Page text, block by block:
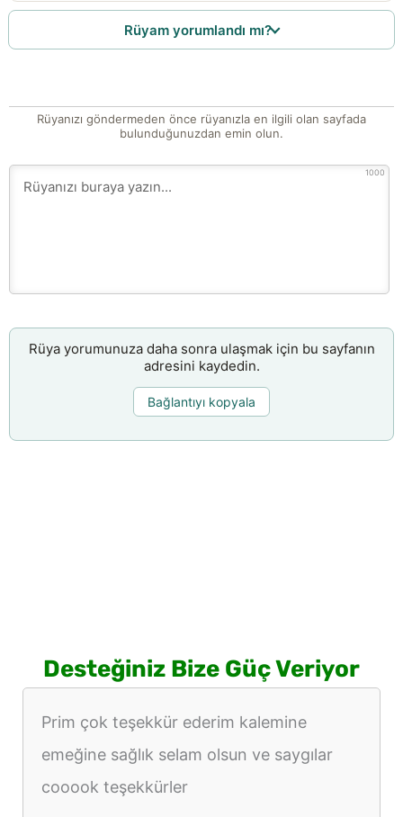
Rüyam yorumlandı mı?
Rüyanızı göndermeden önce rüyanızla en ilgili olan sayfada
bulunduğunuzdan emin olun.
1000
Rüya yorumunuza daha sonra ulaşmak için bu sayfanın
adresini kaydedin.
Bağlantıyı kopyala
Desteğiniz Bize Güç Veriyor
Prim çok teşekkür ederim kalemine
emeğine sağlık selam olsun ve saygılar
cooook teşekkürler